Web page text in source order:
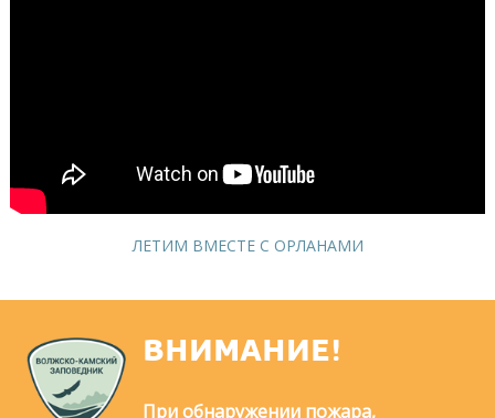
ЛЕТИМ ВМЕСТЕ С ОРЛАНАМИ
ВНИМАНИЕ!
При обнаружении пожара,